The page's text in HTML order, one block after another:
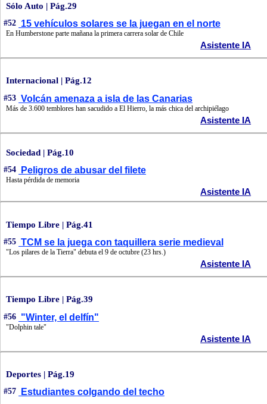
Sólo Auto | Pág.29
#52 15 vehículos solares se la juegan en el norte
En Humberstone parte mañana la primera carrera solar de Chile
Asistente IA
Internacional | Pág.12
#53 Volcán amenaza a isla de las Canarias
Más de 3.600 temblores han sacudido a El Hierro, la más chica del archipiélago
Asistente IA
Sociedad | Pág.10
#54 Peligros de abusar del filete
Hasta pérdida de memoria
Asistente IA
Tiempo Libre | Pág.41
#55 TCM se la juega con taquillera serie medieval
"Los pilares de la Tierra" debuta el 9 de octubre (23 hrs.)
Asistente IA
Tiempo Libre | Pág.39
#56 "Winter, el delfín"
"Dolphin tale"
Asistente IA
Deportes | Pág.19
#57 Estudiantes colgando del techo